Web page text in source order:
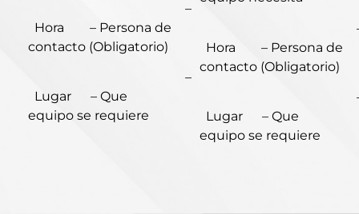
–
Hora – Persona de
contacto (Obligatorio)
–
Lugar – Que
equipo se requiere
Hora – Persona de
contacto (Obligatorio)
Lugar – Que
equipo se requiere